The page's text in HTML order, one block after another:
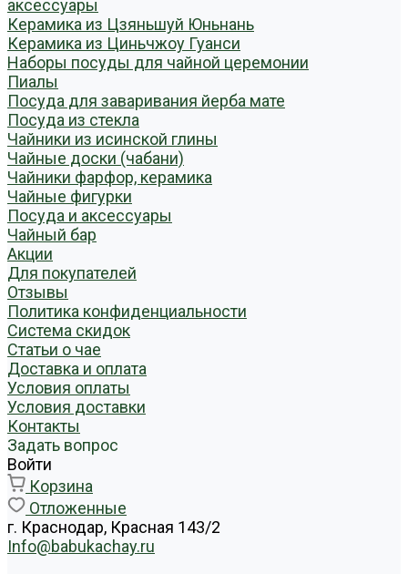
аксессуары
Керамика из Цзяньшуй Юньнань
Керамика из Циньчжоу Гуанси
Наборы посуды для чайной церемонии
Пиалы
Посуда для заваривания йерба мате
Посуда из стекла
Чайники из исинской глины
Чайные доски (чабани)
Чайники фарфор, керамика
Чайные фигурки
Посуда и аксессуары
Чайный бар
Акции
Для покупателей
Отзывы
Политика конфиденциальности
Система скидок
Статьи о чае
Доставка и оплата
Условия оплаты
Условия доставки
Контакты
Задать вопрос
Войти
Корзина
Отложенные
г. Краснодар, Красная 143/2
Info@babukachay.ru